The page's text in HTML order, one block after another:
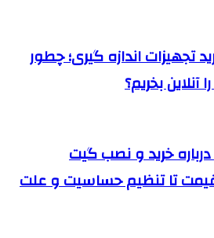
تجهیزات اندازه گیری؛ چطور
آنلاین بخریم؟
خرید و نصب گیت
تا تنظیم حساسیت و علت